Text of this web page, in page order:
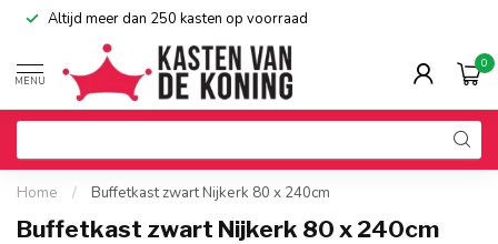
Altijd meer dan 250 kasten op voorraad
MENU
0
Home / Buffetkast zwart Nijkerk 80 x 240cm
Buffetkast zwart Nijkerk 80 x 240cm